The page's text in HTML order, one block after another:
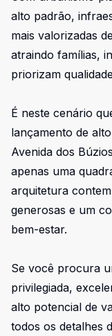
alto padrão,
mais valorizadas
atraindo famílias,
priorizam
É neste cenário
lançamento de
Avenida dos
apenas uma
arquitetura
generosas e um
bem-estar.
Se você procura
privilegiada,
alto potencial de
todos os detalhes